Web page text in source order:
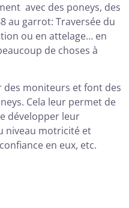
avec des poneys, des
au garrot: Traversée du
ou en attelage… en
de choses à
des moniteurs et font des
Cela leur permet de
développer leur
niveau motricité et
en eux, etc.